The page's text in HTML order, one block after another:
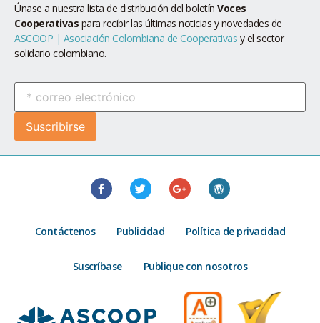
Únase a nuestra lista de distribución del boletín Voces
Cooperativas para recibir las últimas noticias y novedades de
ASCOOP | Asociación Colombiana de Cooperativas y el sector
solidario colombiano.
Contáctenos Publicidad Política de privacidad
Suscríbase Publique con nosotros